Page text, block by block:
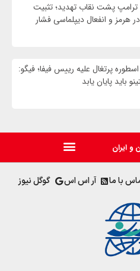
پشت نقاب تهدید؛ تثبیت
در هرمز و انفعال دیپلماسی فشار
پرتغال علیه رییس فیفا؛ فیگو:
باید پایان یابد
و ایران
با ما آر اس اس گوگل نیوز